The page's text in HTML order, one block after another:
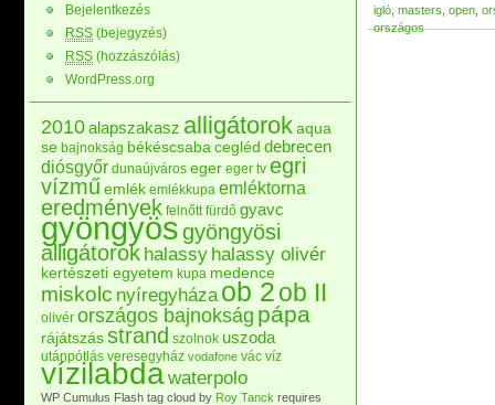
igló masters open
országos
Bejelentkezés
RSS (bejegyzés)
RSS (hozzászólás)
WordPress.org
2010alapszakasz alligátorokaqua
se bajnokság békéscsaba cegléd debrecen
diósgyőr dunaújváros eger eger tv egri
vízműemlék emlékkupa emléktorna
eredmények felnőtt fürdő gyavc
gyöngyösgyöngyösi
alligátorok halassy halassy olivér
kertészeti egyetem kupa medence
miskolc nyíregyháza ob 2ob II
olivér országos bajnokság pápa
rájátszás strand szolnok uszoda
utánpótlás veresegyház vodafone vác víz
vízilabdawaterpolo
WP Cumulus Flash tag cloud by Roy Tanck requires